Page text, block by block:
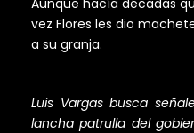
vez Flores les dio
a su granja.
Luis Vargas busca
lancha patrulla del